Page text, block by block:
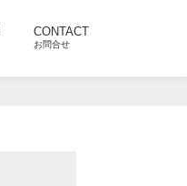
CONTACT
お問合せ